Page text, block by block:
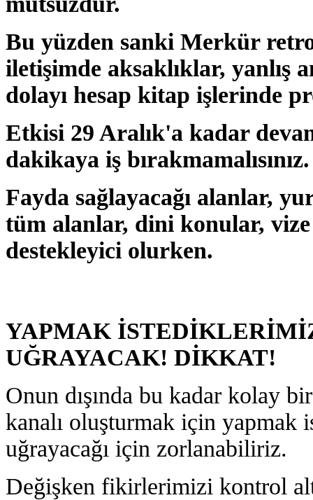
Bu yüzden sanki Merkür
iletişimde aksaklıklar, yanlış
dolayı hesap kitap işlerinde
Etkisi 29 Aralık'a kadar
dakikaya iş bırakmamalısınız.
Fayda sağlayacağı alanlar,
tüm alanlar, dini konular,
destekleyici olurken.
YAPMAK
UĞRAYACAK! DİKKAT!
Onun dışında bu kadar kolay
kanalı oluşturmak için
uğrayacağı için zorlanabiliriz.
Değişken fikirlerimizi kontrol